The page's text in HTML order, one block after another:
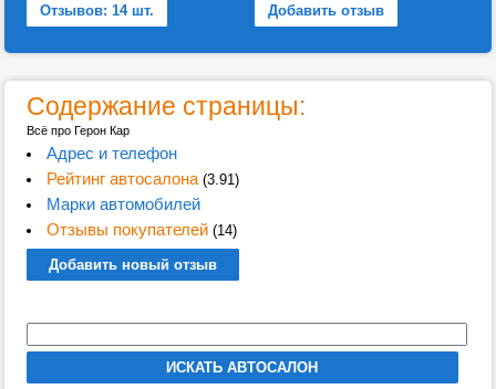
Отзывов: 14 шт. Добавить отзыв
Содержание страницы:
Всё про Герон Кар
Адрес и телефон
Рейтинг автосалона(3.91)
Марки автомобилей
Отзывы покупателей(14)
Добавить новый отзыв